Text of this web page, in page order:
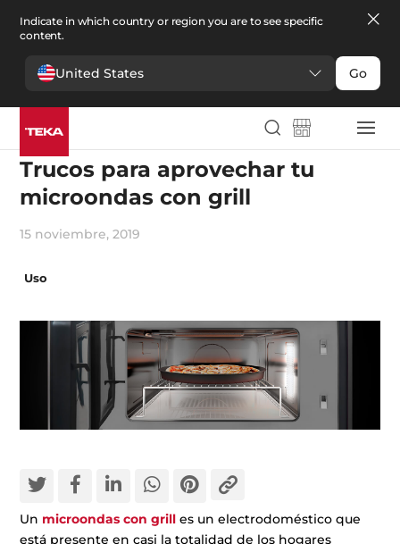
Indicate in which country or region you are to see specific
content.
United States Go
Consejos y mantenimiento
Trucos para aprovechar tu
microondas con grill
15 noviembre, 2019
Uso
Un microondas con grilles un electrodoméstico que
está presente en casi la totalidad de los hogares